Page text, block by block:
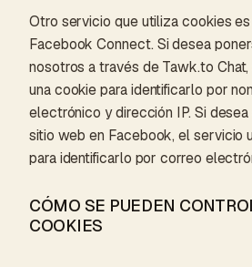
Otro servicio que utiliza cookies
Facebook Connect. Si desea
nosotros a través de Tawk.to
una cookie para identificarlo por
electrónico y dirección IP. Si
sitio web en Facebook, el servicio
para identificarlo por correo
CÓMO SE PUEDEN
COOKIES